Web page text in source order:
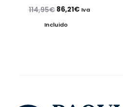
114,95€ El
precio
86,21€ElIva
Incluido